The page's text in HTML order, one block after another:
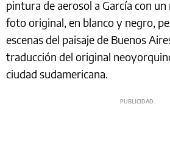
pintura de aerosol a García con
foto original, en blanco y negro,
escenas del paisaje de Buenos
traducción del original
ciudad sudamericana.